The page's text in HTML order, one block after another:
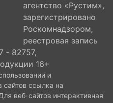
агентство «Рустим»,
зарегистрировано
Роскомнадзором,
реестровая запись
- 82757,
16+
и
сайтов ссылка на
веб-сайтов интерактивная